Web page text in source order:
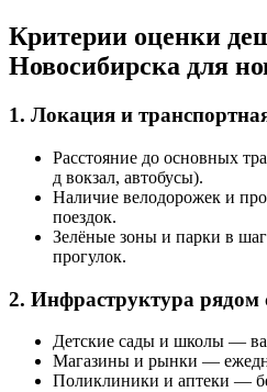
Критерии оценки
Новосибирска для
1. Локация и
Расстояние до основных
д вокзал, автобусы).
Наличие велодорожек и
поездок.
Зелёные зоны и парки в
прогулок.
2. Инфраструктура рядом
Детские сады и школы —
Магазины и рынки —
Поликлиники и аптеки —